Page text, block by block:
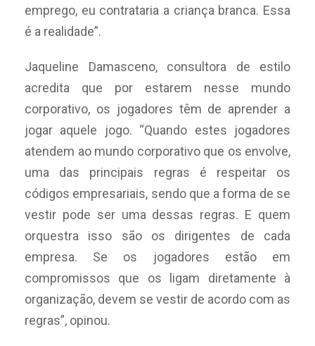
emprego, eu contrataria a criança branca. Essa
é a realidade”.
Jaqueline Damasceno, consultora de estilo
acredita que por estarem nesse mundo
corporativo, os jogadores têm de aprender a
jogar aquele jogo. “Quando estes jogadores
atendem ao mundo corporativo que os envolve,
uma das principais regras é respeitar os
códigos empresariais, sendo que a forma de se
vestir pode ser uma dessas regras. E quem
orquestra isso são os dirigentes de cada
empresa. Se os jogadores estão em
compromissos que os ligam diretamente à
organização, devem se vestir de acordo com as
regras”, opinou.